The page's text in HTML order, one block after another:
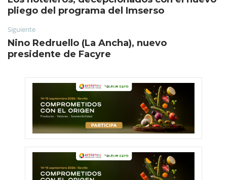
pliego del programa del Imserso
Siguiente
Nino Redruello (La Ancha), nuevo
presidente de Facyre